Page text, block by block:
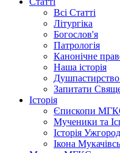
Всі Статті
Літургіка
Богослов'я
Патрологія
Канонічне
Наша історія
Душпастирство
Запитати
Історія
Єпископи
Мученики та
Історія
Ікона